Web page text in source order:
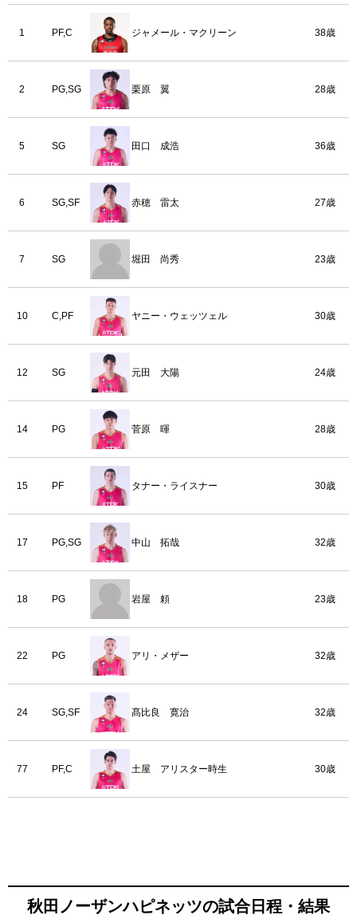
1 PF,C ジャメール・マクリーン 38歳
2 PG,SG 栗原 翼 28歳
5 SG 田口 成浩 36歳
6 SG,SF 赤穂 雷太 27歳
7 SG 堀田 尚秀 23歳
10 C,PF ヤニー・ウェッツェル 30歳
12 SG 元田 大陽 24歳
14 PG 菅原 暉 28歳
15 PF タナー・ライスナー 30歳
17 PG,SG 中山 拓哉 32歳
18 PG 岩屋 頼 23歳
22 PG アリ・メザー 32歳
24 SG,SF 髙比良 寛治 32歳
77 PF,C 土屋 アリスター時生 30歳
秋田ノーザンハピネッツの試合日程・結果